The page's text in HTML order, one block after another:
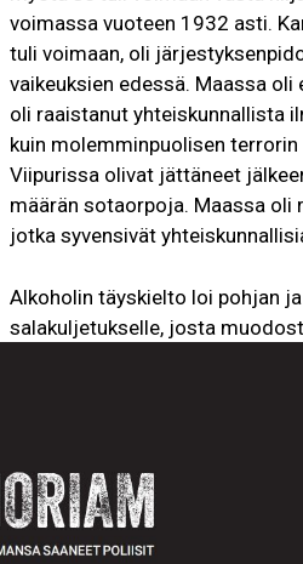
voimassa vuoteen 1932 asti.
tuli voimaan, oli
vaikeuksien edessä. Maassa
oli raaistanut yhteiskunnallista
kuin molemminpuolisen
Viipurissa olivat jättäneet
määrän sotaorpoja. Maassa
jotka syvensivät
Alkoholin täyskielto loi pohjan
salakuljetukselle, josta
kasvoivat, nämä verkostot
puolustamiseksi. Väkivaltaa oli
myös poliisi sai tästä osansa.
sekä hiljan päättynyt sota että